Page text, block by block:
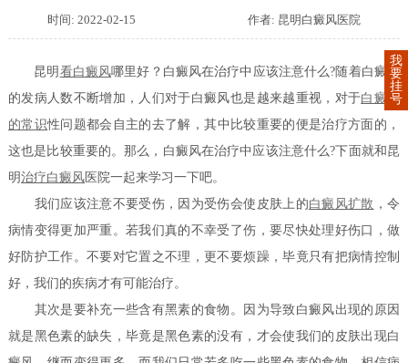
时间: 2022-02-15 作者: 昆明白癜风医院
昆明 看白癜风哪里好？白癜风在治疗中应该注意什么?随着白癜风
的发病人数不断增加，人们对于白癜风也是越来越重视，对于白癜风
的常识性问题都会自主的去了解，其中比较重要的便是治疗方面的，
这也是比较重要的。那么，白癜风在治疗中应该注意什么?下面就和昆
明治疗白癜风 医院一起来学习一下吧。
我们应该注意不要受伤，因为受伤会使皮肤上的白癜风扩散 ，令
病情变得更加严重。若我们真的不幸受了伤，要尽快处理好伤口，做
好防护工作。不要对它置之不理，更不要烦躁，毕竟只有把病情控制
好，我们的疾病才有可能治疗。
其次是要补充一些含有黑素的食物。因为导致白癜风出现的原因
就是黑色素的缺失，毕竟是黑色素的没有，才会使我们的皮肤出现白
我
要
挂
号